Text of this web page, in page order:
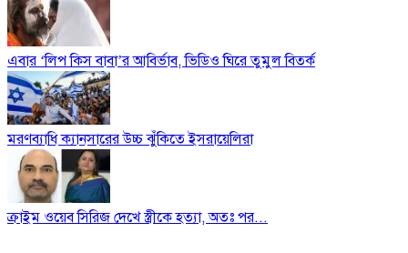
এবার ‘লিপ কিস বাবা’র আবির্ভাব, ভিডিও ঘিরে তুমুল বিতর্ক
মরণব্যাধি ক্যানসারের উচ্চ ঝুঁকিতে ইসরায়েলিরা
ক্রাইম ওয়েব সিরিজ দেখে স্ত্রীকে হত্যা, অতঃ পর...